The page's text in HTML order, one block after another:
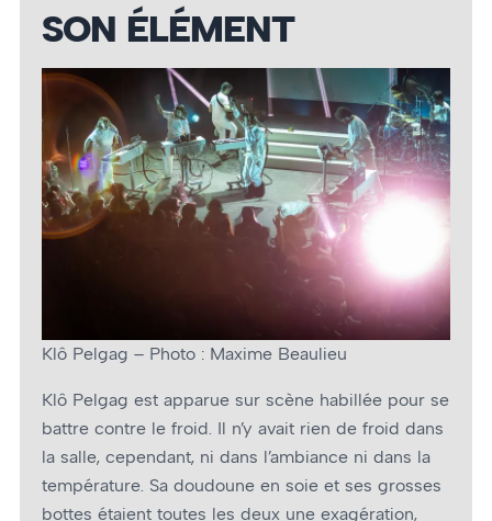
SON ÉLÉMENT
Klô Pelgag – Photo : Maxime Beaulieu
Klô Pelgag est apparue sur scène habillée pour se
battre contre le froid. Il n’y avait rien de froid dans
la salle, cependant, ni dans l’ambiance ni dans la
température. Sa doudoune en soie et ses grosses
bottes étaient toutes les deux une exagération,